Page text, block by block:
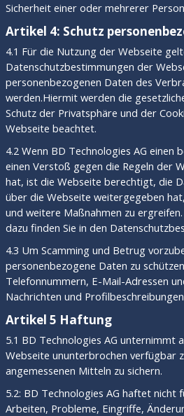
Sicherheit einer oder mehrerer
Artikel 4: Schutz
4.1 Für die Nutzung der Webseite
Datenschutzbestimmungen der
personenbezogenen Daten des
werden.Hiermit werden die
Schutz der Privatsphäre und der
Webseite beachtet.
4.2 Wenn BD Technologies AG einen
einen Verstoß gegen die Regeln der
hat, ist die Webseite berechtigt, die
über die Webseite weitergegeben
und weitere Maßnahmen zu
dazu finden Sie in den
4.3 Um Scamming und Betrug
personenbezogene Daten zu
Telefonnummern, E-Mail-Adressen
Nachrichten und
Artikel 5 Haftung
5.1 BD Technologies AG unternimmt
Webseite ununterbrochen verfügbar
angemessenen Mitteln zu sichern.
5.2: BD Technologies AG haftet nicht
Arbeiten, Probleme, Eingriffe,